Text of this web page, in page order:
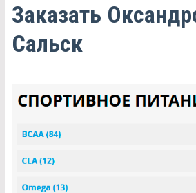
Заказать
Сальск